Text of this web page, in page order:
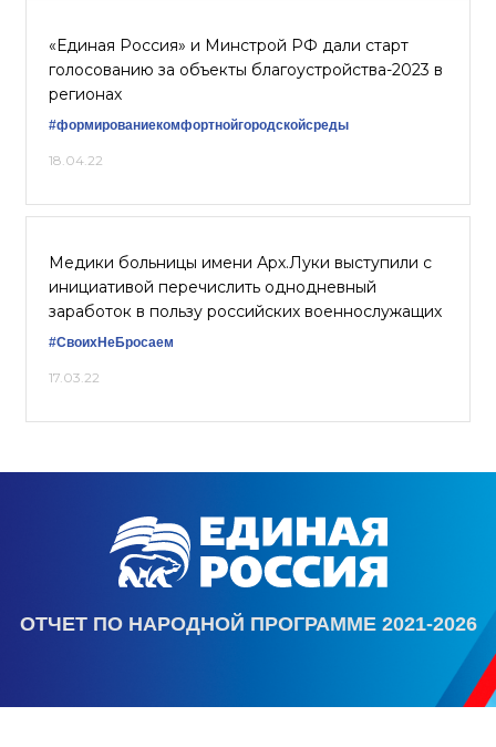
«Единая Россия» и Минстрой РФ дали старт
голосованию за объекты благоустройства-2023 в
регионах
#формированиекомфортнойгородскойсреды
18.04.22
Медики больницы имени Арх.Луки выступили с
инициативой перечислить однодневный
заработок в пользу российских военнослужащих
#СвоихНеБросаем
17.03.22
ОТЧЕТ ПО НАРОДНОЙ ПРОГРАММЕ 2021-2026